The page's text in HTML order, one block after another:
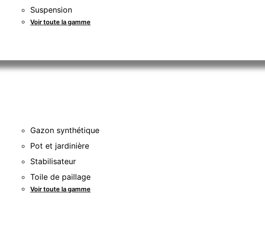
Suspension
Voir toute la gamme
Gazon synthétique
Pot et jardinière
Stabilisateur
Toile de paillage
Voir toute la gamme